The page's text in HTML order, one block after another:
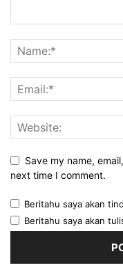
Save my name,
next time I comment.
Beritahu saya akan
Beritahu saya akan